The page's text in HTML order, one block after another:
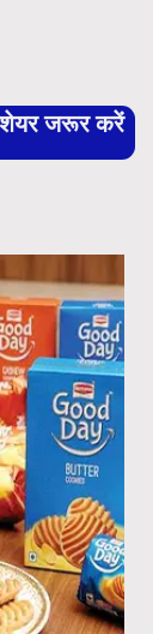
शेयर जरूर करें